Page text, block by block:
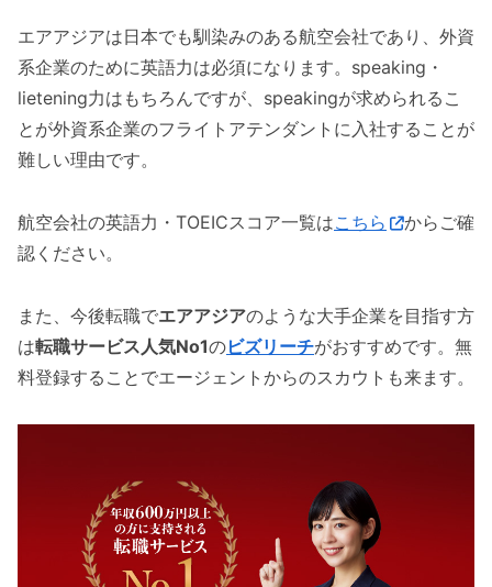
エアアジアは日本でも馴染みのある航空会社であり、外資
系企業のために英語力は必須になります。speaking・
lietening力はもちろんですが、speakingが求められるこ
とが外資系企業のフライトアテンダントに入社することが
難しい理由です。
航空会社の英語力・TOEICスコア一覧はこちら
からご確
認ください。
また、今後転職でエアアジアのような大手企業を目指す方
は転職サービス人気No1のビズリーチがおすすめです。無
料登録することでエージェントからのスカウトも来ます。